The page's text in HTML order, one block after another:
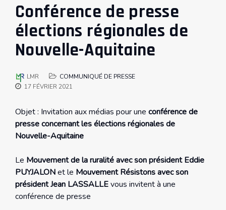
Conférence de presse
élections régionales de
Nouvelle-Aquitaine
LMR
COMMUNIQUÉ DE PRESSE
17 FÉVRIER 2021
Objet : Invitation aux médias pour une conférence de
presse concernant les élections régionales de
Nouvelle-Aquitaine
Le Mouvement de la ruralité avec son président Eddie
PUYJALONet le Mouvement Résistons avec son
président Jean LASSALLEvous invitent à une
conférence de presse